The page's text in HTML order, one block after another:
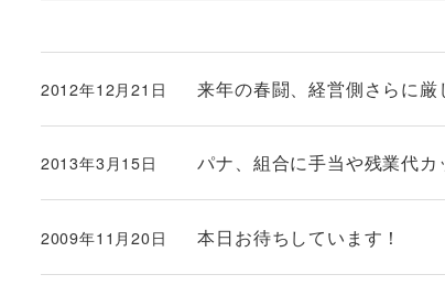
来年の春闘、経営側さらに
投稿日
2012年12月21日
パナ、組合に手当や残業代
投稿日
2013年3月15日
本日お待ちしています！
投稿日
2009年11月20日